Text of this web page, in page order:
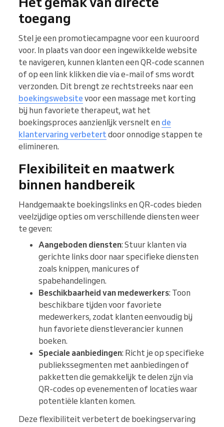
toegang
Stel je een promotiecampagne voor een kuuroord
voor. In plaats van door een ingewikkelde website
te navigeren, kunnen klanten een QR-code scannen
of op een link klikken die via e-mail of sms wordt
verzonden. Dit brengt ze rechtstreeks naar een
boekingswebsite voor een massage met korting
bij hun favoriete therapeut, wat het
boekingsproces aanzienlijk versnelt en de
klantervaring verbetertdoor onnodige stappen te
elimineren.
Flexibiliteit en maatwerk
binnen handbereik
Handgemaakte boekingslinks en QR-codes bieden
veelzijdige opties om verschillende diensten weer
te geven:
Aangeboden diensten: Stuur klanten via
gerichte links door naar specifieke diensten
zoals knippen, manicures of
spabehandelingen.
Beschikbaarheid van medewerkers: Toon
beschikbare tijden voor favoriete
medewerkers, zodat klanten eenvoudig bij
hun favoriete dienstleverancier kunnen
boeken.
Speciale aanbiedingen: Richt je op specifieke
publiekssegmenten met aanbiedingen of
pakketten die gemakkelijk te delen zijn via
QR-codes op evenementen of locaties waar
potentiële klanten komen.
Deze flexibiliteit verbetert de boekingservaring